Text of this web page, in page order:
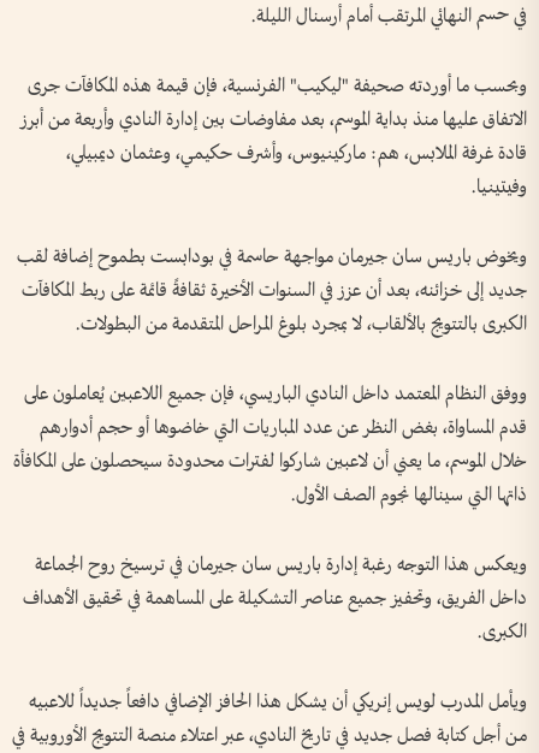
في حسم النهائي المرتقب أمام أرسنال الليلة.
وبحسب ما أوردته صحيفة "ليكيب" الفرنسية، فإن قيمة هذه المكافآت جرى
الاتفاق عليها منذ بداية الموسم، بعد مفاوضات بين إدارة النادي وأربعة من أبرز
قادة غرفة الملابس، هم: ماركينيوس، وأشرف حكيمي، وعثمان ديمبيلي،
وفيتينيا.
ويخوض باريس سان جيرمان مواجهة حاسمة في بودابست بطموح إضافة لقب
جديد إلى خزائنه، بعد أن عزز في السنوات الأخيرة ثقافةً قائمة على ربط المكافآت
الكبرى بالتتويج بالألقاب، لا بمجرد بلوغ المراحل المتقدمة من البطولات.
ووفق النظام المعتمد داخل النادي الباريسي، فإن جميع اللاعبين يُعاملون على
قدم المساواة، بغض النظر عن عدد المباريات التي خاضوها أو حجم أدوارهم
خلال الموسم، ما يعني أن لاعبين شاركوا لفترات محدودة سيحصلون على المكافأة
ذاتها التي سينالها نجوم الصف الأول.
ويعكس هذا التوجه رغبة إدارة باريس سان جيرمان في ترسيخ روح الجماعة
داخل الفريق، وتحفيز جميع عناصر التشكيلة على المساهمة في تحقيق الأهداف
الكبرى.
ويأمل المدرب لويس إنريكي أن يشكل هذا الحافز الإضافي دافعاً جديداً للاعبيه
من أجل كتابة فصل جديد في تاريخ النادي، عبر اعتلاء منصة التتويج الأوروبية في